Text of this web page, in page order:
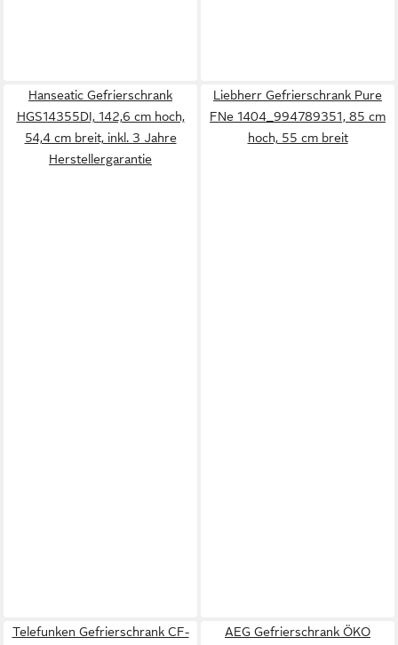
Hanseatic Gefrierschrank
HGS14355DI, 142,6 cm hoch,
54,4 cm breit, inkl. 3 Jahre
Herstellergarantie
Liebherr Gefrierschrank Pure
FNe 1404_994789351, 85 cm
hoch, 55 cm breit
Telefunken Gefrierschrank CF-
AEG Gefrierschrank ÖKO